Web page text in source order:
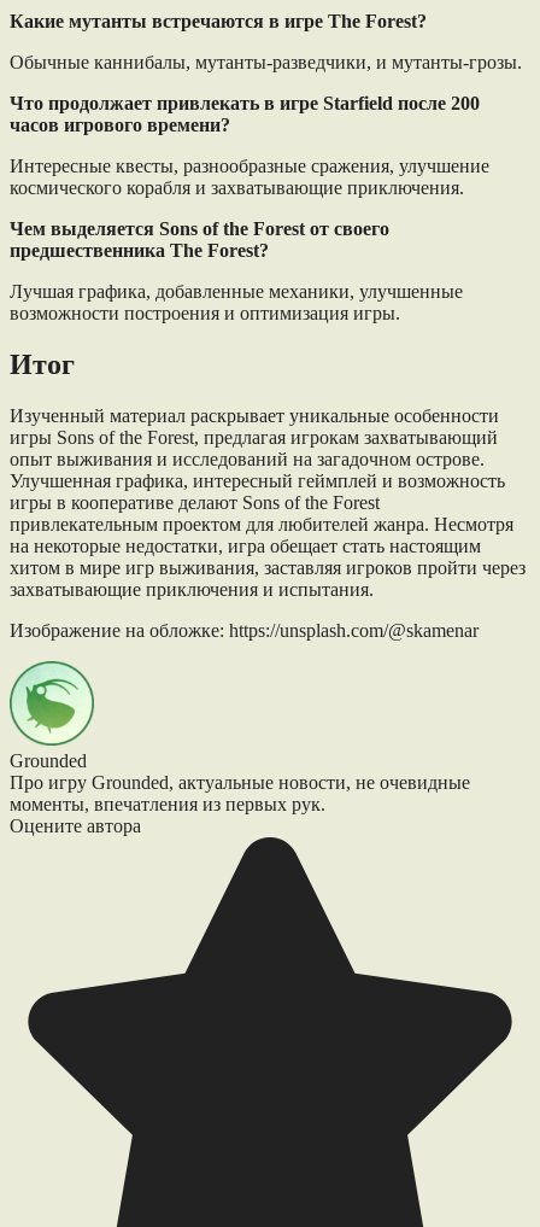
Какие мутанты встречаются в игре The Forest?
Обычные каннибалы, мутанты-разведчики, и мутанты-грозы.
Что продолжает привлекать в игре Starfield после 200
часов игрового времени?
Интересные квесты, разнообразные сражения, улучшение
космического корабля и захватывающие приключения.
Чем выделяется Sons of the Forest от своего
предшественника The Forest?
Лучшая графика, добавленные механики, улучшенные
возможности построения и оптимизация игры.
Итог
Изученный материал раскрывает уникальные особенности
игры Sons of the Forest, предлагая игрокам захватывающий
опыт выживания и исследований на загадочном острове.
Улучшенная графика, интересный геймплей и возможность
игры в кооперативе делают Sons of the Forest
привлекательным проектом для любителей жанра. Несмотря
на некоторые недостатки, игра обещает стать настоящим
хитом в мире игр выживания, заставляя игроков пройти через
захватывающие приключения и испытания.
Изображение на обложке: https://unsplash.com/@skamenar
Grounded
Про игру Grounded, актуальные новости, не очевидные
моменты, впечатления из первых рук.
Оцените автора